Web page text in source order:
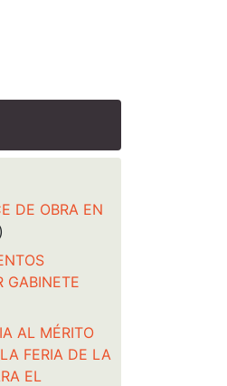
DE OBRA EN
GABINETE
AL MÉRITO
FERIA DE LA
EL